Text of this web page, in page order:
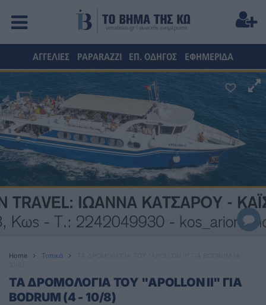
ΑΓΓΕΛΙΕΣ PAPARAZZI ΕΠ. ΟΔΗΓΟΣ ΕΦΗΜΕΡΙΔΑ
Home Τοπικά
ΤΑ ΔΡΟΜΟΛΟΓΙΑ ΤΟΥ "APOLLON II" ΓΙΑ
BODRUM (4 - 10/8)